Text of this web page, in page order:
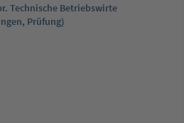
Technische Betriebswirte
Prüfung)